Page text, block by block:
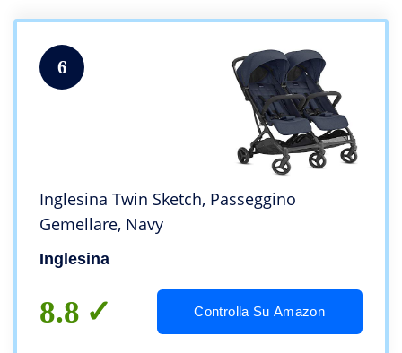
6
Inglesina Twin Sketch, Passeggino
Gemellare, Navy
Inglesina
8.8 Controlla Su Amazon